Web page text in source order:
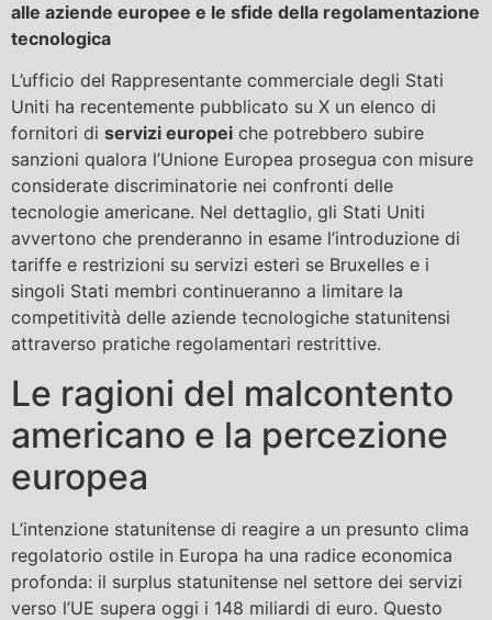
alle aziende europee e le sfide della regolamentazione
tecnologica
L’ufficio del Rappresentante commerciale degli Stati
Uniti ha recentemente pubblicato su X un elenco di
fornitori di servizi europei che potrebbero subire
sanzioni qualora l’Unione Europea prosegua con misure
considerate discriminatorie nei confronti delle
tecnologie americane. Nel dettaglio, gli Stati Uniti
avvertono che prenderanno in esame l’introduzione di
tariffe e restrizioni su servizi esteri se Bruxelles e i
singoli Stati membri continueranno a limitare la
competitività delle aziende tecnologiche statunitensi
attraverso pratiche regolamentari restrittive.
Le ragioni del malcontento
americano e la percezione
europea
L’intenzione statunitense di reagire a un presunto clima
regolatorio ostile in Europa ha una radice economica
profonda: il surplus statunitense nel settore dei servizi
verso l’UE supera oggi i 148 miliardi di euro. Questo